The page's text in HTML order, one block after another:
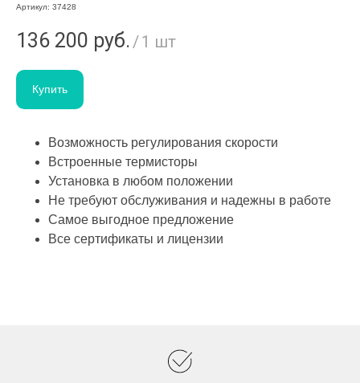
Артикул: 37428
136 200 руб./1 шт
Купить
Возможность регулирования скорости
Встроенные термисторы
Установка в любом положении
Не требуют обслуживания и надежны в работе
Самое выгодное предложение
Все сертификаты и лицензии